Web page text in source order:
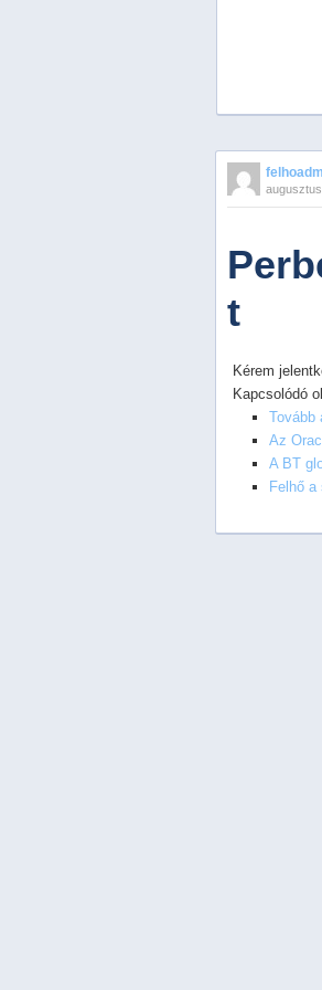
PreviousNext
2
5
t
Kérem
Kapcsolódó
Tovább
Az
A BT
Felhő a